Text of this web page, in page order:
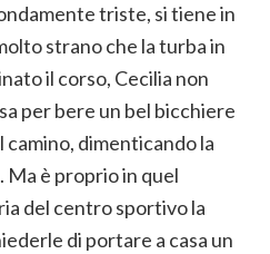
triste, si tiene in
strano che la turba in
il corso, Cecilia non
per bere un bel bicchiere
dimenticando la
Ma è proprio in quel
del centro sportivo la
di portare a casa un